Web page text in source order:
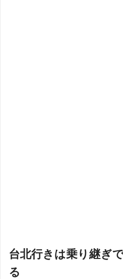
台北行きは乗り継ぎ
る